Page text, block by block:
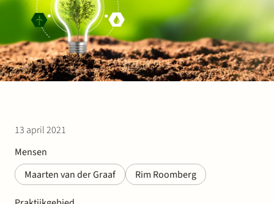
13 april 2021
Mensen
Maarten van der Graaf
Rim Roomberg
Werken bij Stek